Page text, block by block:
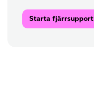
Starta fjärrsupport